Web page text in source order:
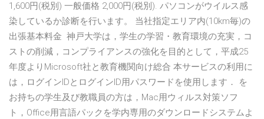
1,600円(税別) 一般価格 2,000円(税別). パソコンがウイルス感
染しているか診断を行います。 当社指定エリア内(10km毎)の
出張基本料金 神戸大学は，学生の学習・教育環境の充実，コ
ストの削減，コンプライアンスの強化を目的として，平成25
年度よりMicrosoft社と教育機関向け総合 本サービスの利用に
は，ログインIDとログインID用パスワードを使用します． を
お持ちの学生及び教職員の方は，Mac用ウィルス対策ソフ
ト，Office用言語パックを学内専用のダウンロードシステムよ